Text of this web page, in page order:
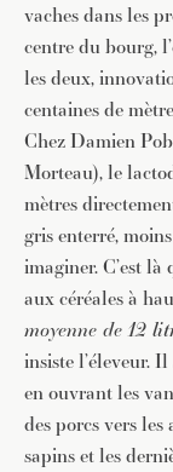
vaches dans les
centre du bourg,
les deux,
centaines de
Chez Damien
Morteau), le
mètres
gris enterré,
imaginer. C’est
aux céréales à
moyenne de 12
insiste l’éleveur.
en ouvrant les
des porcs vers
sapins et les